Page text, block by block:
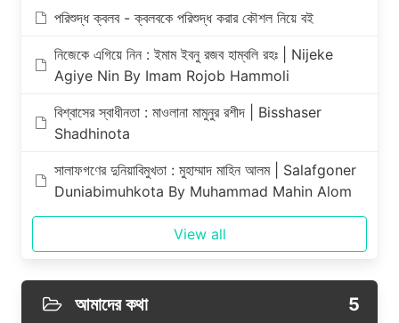
পরিশুদ্ধ ক্বলব - ক্বলবকে পরিশুদ্ধ করার কৌশল নিয়ে বই
নিজেকে এগিয়ে নিন : ইমাম ইবনু রজব হাম্বলি রহঃ | Nijeke
Agiye Nin By Imam Rojob Hammoli
বিশ্বাসের স্বাধীনতা : মাওলানা মামুনুর রশীদ | Bisshaser
Shadhinota
সালাফগণের দুনিয়াবিমুখতা : মুহাম্মাদ মাহিন আলম | Salafgoner
Duniabimuhkota By Muhammad Mahin Alom
View all
আমাদের কথা 5